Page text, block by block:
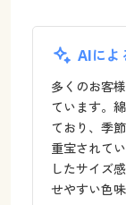
AIによ
多くのお客
ています。
ており、季
重宝されて
したサイズ
せやすい色